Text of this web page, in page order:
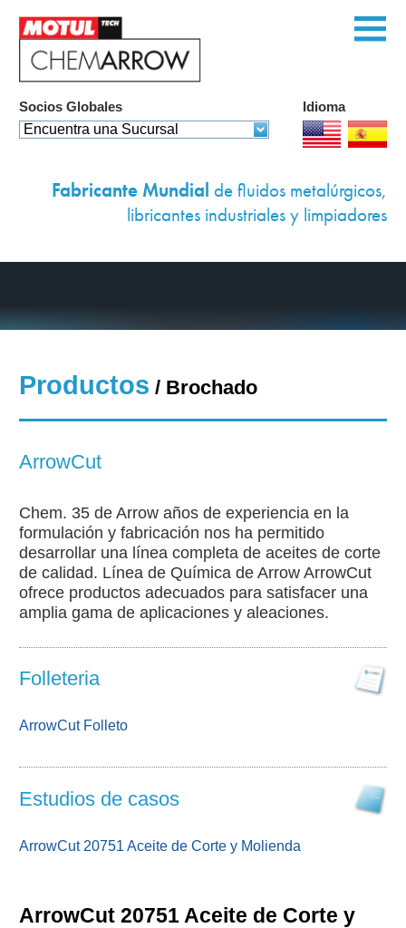
Socios Globales
Encuentra una Sucursal
Idioma
Fabricante Mundial de fluidos metalúrgicos,
libricantes industriales y limpiadores
Productos / Brochado
ArrowCut
Chem. 35 de Arrow años de experiencia en la
formulación y fabricación nos ha permitido
desarrollar una línea completa de aceites de corte
de calidad. Línea de Química de Arrow ArrowCut
ofrece productos adecuados para satisfacer una
amplia gama de aplicaciones y aleaciones.
Folleteria
ArrowCut Folleto
Estudios de casos
ArrowCut 20751 Aceite de Corte y Molienda
ArrowCut 20751 Aceite de Corte y
Página de Inicio
Servicios
Ambientales
Customer /